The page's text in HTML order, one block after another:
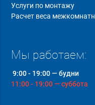
Услуги по монтажу
Расчет веса
Мы работаем:
9:00 - 19:00 — будни
11:00 - 19:00 — суббота